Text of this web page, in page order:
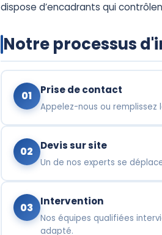
dispose d’encadrants qui
Notre processus
01 Prise de contact
Appelez-nous ou remplissez
02 Devis sur site
Un de nos experts se
03 Intervention
Nos équipes qualifiées
adapté.